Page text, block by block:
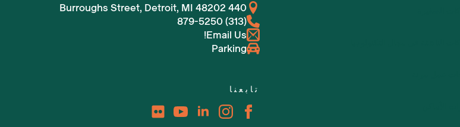
440 Burroughs Street, Detroit, MI 48202
(313) 879-5250
Email Us!
Parking
تابعنا